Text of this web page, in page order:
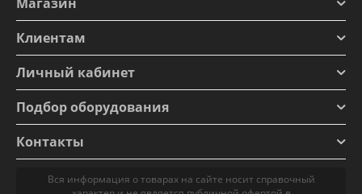
Клиентам
Личный кабинет
Подбор оборудования
Контакты
Вся информация о товарах на сайте носит справочный